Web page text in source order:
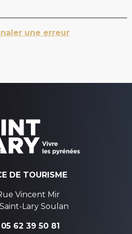
une erreur
DE TOURISME
Vincent Mir
Lary Soulan
05 62 39 50 81